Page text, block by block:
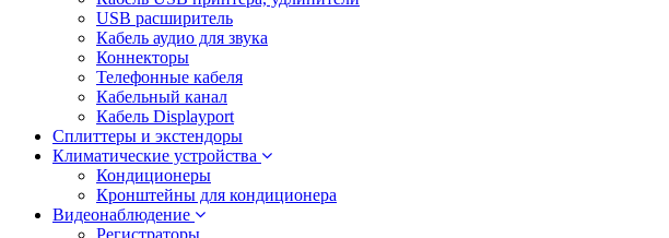
USB расширитель
Кабель аудио для звука
Коннекторы
Телефонные кабеля
Кабельный канал
Кабель Displayport
Сплиттеры и экстендоры
Климатические устройства
Кондиционеры
Кронштейны для кондиционера
Видеонаблюдение
Регистраторы